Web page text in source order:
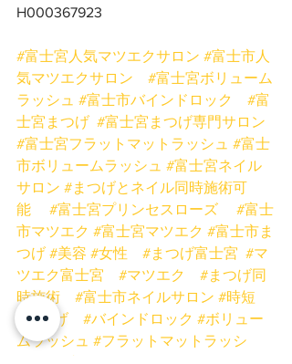
H000367923
#富士宮人気マツエクサロン #富士市人
気マツエクサロン
#富士宮ボリューム
ラッシュ #富士市バインドロック
#富
士宮まつげ #富士宮まつげ専門サロン
#富士宮フラットマットラッシュ #富士
市ボリュームラッシュ #富士宮ネイル
サロン #まつげとネイル同時施術可
能
#富士宮プリンセスローズ
#富士
市マツエク #富士宮マツエク #富士市ま
つげ #美容 #女性 #まつげ富士宮 #マ
ツエク富士宮
#マツエク
#まつげ同
時施術
#富士市ネイルサロン #時短
#まつげ
#バインドロック #ボリュー
ムラッシュ #フラットマットラッシ